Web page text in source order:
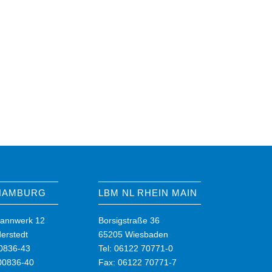
12
43
40
LBM NL RHEIN MAIN
Borsigstraße 36
65205 Wiesbaden
Tel: 06122 70771-0
Fax: 06122 70771-7